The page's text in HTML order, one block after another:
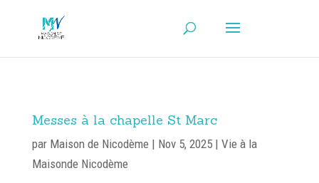
Messes à la chapelle St Marc
par Maison de Nicodème | Nov 5, 2025| Vie à la
Maisonde Nicodème